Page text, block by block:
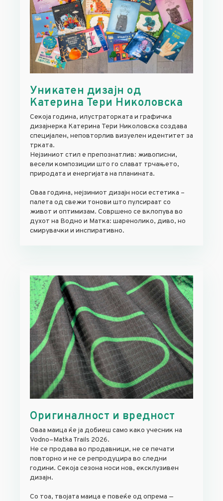
Уникатен дизајн од
Катерина Тери Николовска
Секоја година, илустраторката и графичка
дизајнерка Катерина Тери Николовска создава
специјален, неповторлив визуелен идентитет за
трката.
Нејзиниот стил е препознатлив: живописни,
весели композиции што го слават трчањето,
природата и енергијата на планината.
Оваа година, нејзиниот дизајн носи естетика –
палета од свежи тонови што пулсираат со
живот и оптимизам. Совршено се вклопува во
духот на Водно и Матка: шаренолико, диво, но
смирувачки и инспиративно.
Оригиналност и вредност
Оваа маица ќе ја добиеш само како учесник на
Vodno–Matka Trails 2026.
Не се продава во продавници, не се печати
повторно и не се репродуцира во следни
години. Секоја сезона носи нов, ексклузивен
дизајн.
Со тоа, твојата маица е повеќе од опрема —